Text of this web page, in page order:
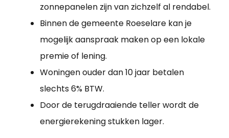
zonnepanelen zijn van zichzelf al rendabel.
Binnen de gemeente Roeselare kan je
mogelijk aanspraak maken op een lokale
premie of lening.
Woningen ouder dan 10 jaar betalen
slechts 6% BTW.
Door de terugdraaiende teller wordt de
energierekening stukken lager.